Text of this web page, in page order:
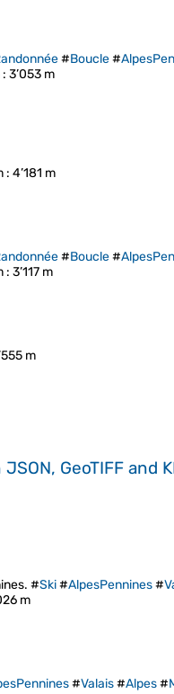
#Boucle#
: 3’053 m
: 4’181 m
#Boucle#
: 3’117 m
m
GeoTIFF and
#Ski#AlpesPennines#
m
#Valais#Alpes#